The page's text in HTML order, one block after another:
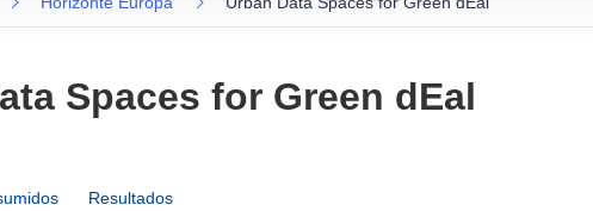
Spaces for Green dEal
Resultados